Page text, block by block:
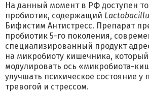
На данный момент в РФ доступен
пробиотик, содержащий
Бифистим Антистресс. Препарат
пробиотик 5-го поколения,
специализированный продукт
на микробиоту кишечника,
модулировать ось «микробиота-
улучшать психическое состояние у
тревогой и стрессом.